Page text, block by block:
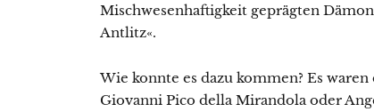
Mischwesenhaftigkeit geprägten
Antlitz«.
Wie konnte es dazu kommen? Es
Giovanni Pico della Mirandola oder